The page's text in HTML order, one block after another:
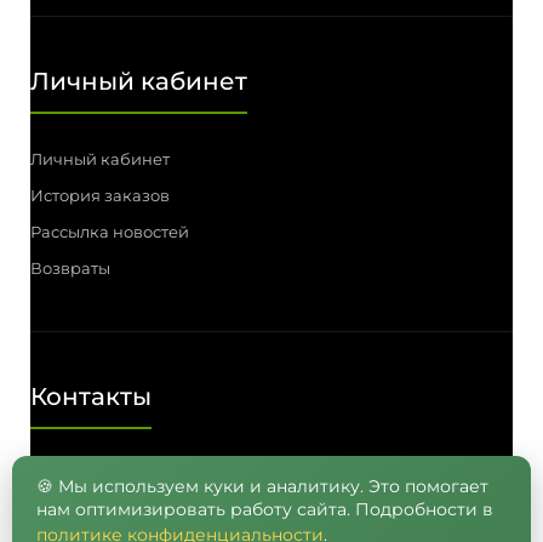
Личный кабинет
Личный кабинет
История заказов
Рассылка новостей
Возвраты
Контакты
8 (962) 050-05-65, 8 (965) 875-75-55
🍪 Мы используем куки и аналитику. Это помогает
нам оптимизировать работу сайта. Подробности в
политике конфиденциальности.